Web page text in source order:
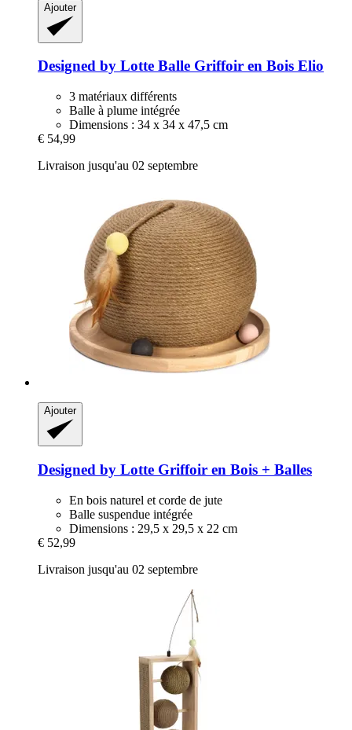
Ajouter
Designed by Lotte Balle Griffoir en Bois Elio
3 matériaux différents
Balle à plume intégrée
Dimensions : 34 x 34 x 47,5 cm
€ 54,99
Livraison jusqu'au 02 septembre
Ajouter
Designed by Lotte Griffoir en Bois + Balles
En bois naturel et corde de jute
Balle suspendue intégrée
Dimensions : 29,5 x 29,5 x 22 cm
€ 52,99
Livraison jusqu'au 02 septembre